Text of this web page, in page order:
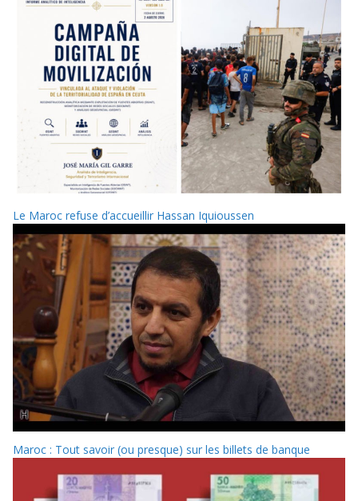
Le Maroc refuse d’accueillir Hassan Iquioussen
Maroc : Tout savoir (ou presque) sur les billets de banque